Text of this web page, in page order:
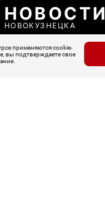
НОВОСТИ
НОВОКУЗНЕЦКА
применяются cookie-
вы подтверждаете свое